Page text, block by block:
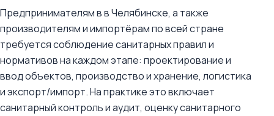
Предпринимателям в в Челябинске, а также
производителям и импортёрам по всей стране
требуется соблюдение санитарных правил и
нормативов на каждом этапе: проектирование и
ввод объектов, производство и хранение, логистика
и экспорт/импорт. На практике это включает
санитарный контроль и аудит, оценку санитарного